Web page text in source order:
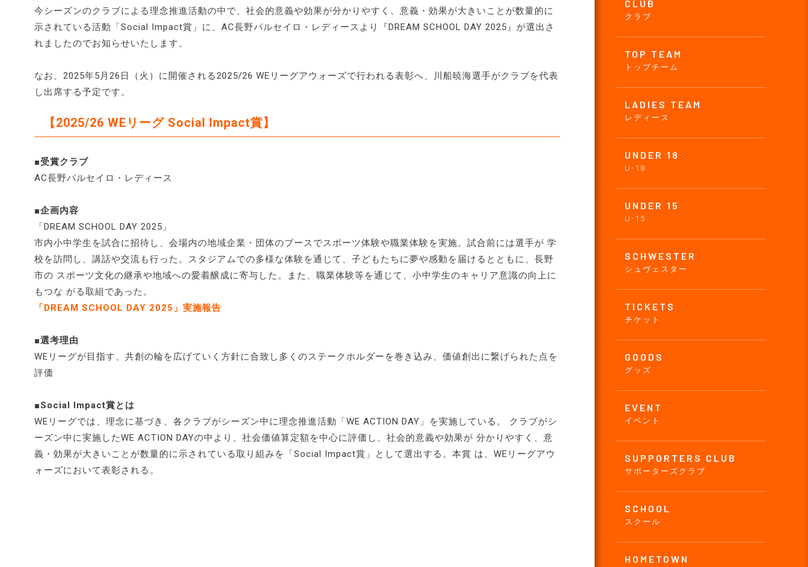
CLUB
クラブ
TOP TEAM
トップチーム
LADIES TEAM
レディース
UNDER 18
U-18
UNDER 15
U-15
SCHWESTER
シュヴェスター
TICKETS
チケット
GOODS
グッズ
EVENT
イベント
SUPPORTERS CLUB
サポーターズクラブ
SCHOOL
スクール
HOMETOWN
今シーズンのクラブによる理念推進活動の中で、社会的意義や効果が分かりやすく、意義・効果が大きいことが数量的に
示されている活動「Social Impact賞」に、AC長野パルセイロ・レディースより『DREAM SCHOOL DAY 2025』が選出さ
れましたのでお知らせいたします。
なお、2025年5月26日（火）に開催される2025/26 WEリーグアウォーズで行われる表彰へ、川船暁海選手がクラブを代表
し出席する予定です。
【2025/26 WEリーグ Social Impact賞】
■受賞クラブ
AC長野パルセイロ・レディース
■企画内容
「DREAM SCHOOL DAY 2025」
市内小中学生を試合に招待し、会場内の地域企業・団体のブースでスポーツ体験や職業体験を実施。試合前には選手が 学
校を訪問し、講話や交流も行った。スタジアムでの多様な体験を通じて、子どもたちに夢や感動を届けるとともに、長野
市の スポーツ文化の継承や地域への愛着醸成に寄与した。また、職業体験等を通じて、小中学生のキャリア意識の向上に
もつな がる取組であった。
「DREAM SCHOOL DAY 2025」実施報告
■選考理由
WEリーグが目指す、共創の輪を広げていく方針に合致し多くのステークホルダーを巻き込み、価値創出に繋げられた点を
評価
■Social Impact賞とは
WEリーグでは、理念に基づき、各クラブがシーズン中に理念推進活動「WE ACTION DAY」を実施している。 クラブがシ
ーズン中に実施したWE ACTION DAYの中より、社会価値算定額を中心に評価し、社会的意義や効果が 分かりやすく、意
義・効果が大きいことが数量的に示されている取り組みを「Social Impact賞」として選出する。本賞 は、WEリーグアウ
ォーズにおいて表彰される。